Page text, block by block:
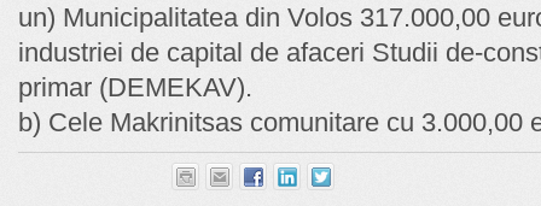
un) Municipalitatea din Volos 317.000,00
industriei de capital de afaceri Studii de-
primar (DEMEKAV).
b) Cele Makrinitsas comunitare cu 3.000,00